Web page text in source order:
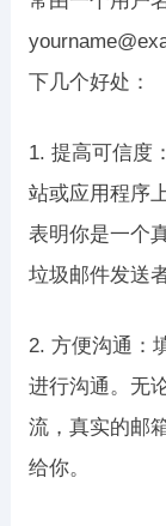
下几个好处：
1. 提高可信度
站或应用程序
表明你是一个
垃圾邮件发送者
2. 方便沟通：
进行沟通。无
流，真实的邮
给你。